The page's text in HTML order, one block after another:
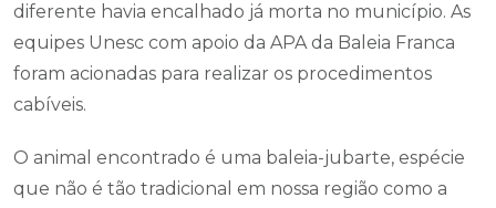
diferente havia encalhado já morta no município. As
equipes Unesc com apoio da APA da Baleia Franca
foram acionadas para realizar os procedimentos
cabíveis.
O animal encontrado é uma baleia-jubarte, espécie
que não é tão tradicional em nossa região como a